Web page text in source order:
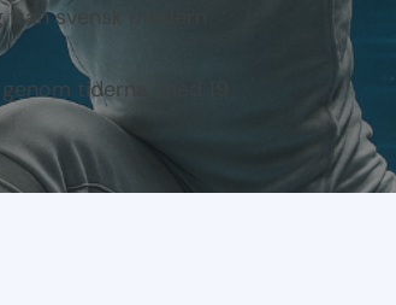
svensk modern
tiderna, med 19